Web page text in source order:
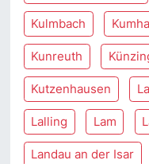
Kulmbach
Kunreuth
Kutzenhausen
Lalling Lam
Landau an der Isar